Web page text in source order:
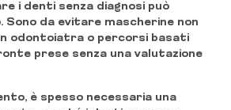
i denti senza diagnosi può
Sono da evitare mascherine non
odontoiatra o percorsi basati
prese senza una valutazione
è spesso necessaria una